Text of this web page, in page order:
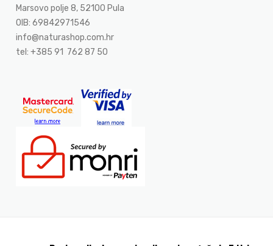
Marsovo polje 8, 52100 Pula
OIB: 69842971546
info@naturashop.com.hr
tel: +385 91 762 87 50